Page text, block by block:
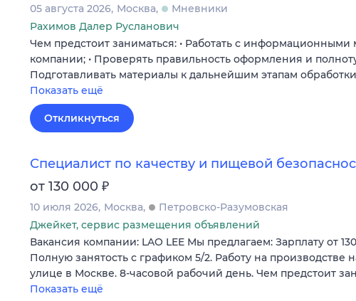
05 августа 2026 Москва
Мневники
Рахимов Далер Русланович
Чем предстоит заниматься: • Работать с информационными
компании; • Проверять правильность оформления и
Подготавливать материалы к дальнейшим этапам
Показать ещё
Откликнуться
Специалист по качеству и пищевой
от 130 000 ₽
10 июля 2026 Москва
Петровско-Разумовская
Джейкет, сервис размещения объявлений
Вакансия компании: LAO LEE Мы предлагаем: Зарплату от
Полную занятость с графиком 5/2. Работу на
улице в Москве. 8-часовой рабочий день. Чем предстоит
Показать ещё